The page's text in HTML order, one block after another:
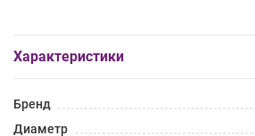
Характеристики
Бренд
Диаметр